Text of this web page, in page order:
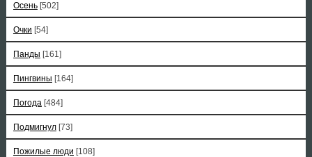
Осень [502]
Очки [54]
Панды [161]
Пингвины [164]
Погода [484]
Подмигнул [73]
Пожилые люди [108]